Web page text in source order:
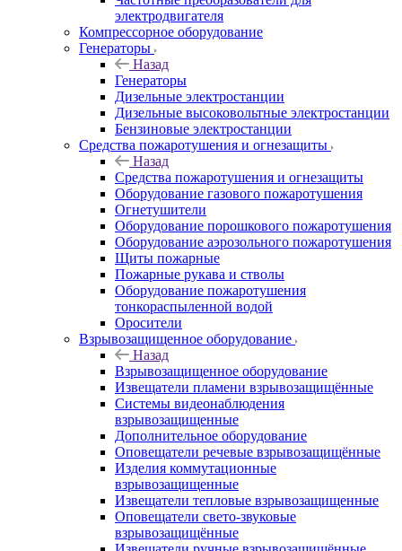
электродвигателя
Компрессорное оборудование
Генераторы
Назад
Генераторы
Дизельные электростанции
Дизельные высоковольтные электростанции
Бензиновые электростанции
Средства пожаротушения и огнезащиты
Назад
Средства пожаротушения и огнезащиты
Оборудование газового пожаротушения
Огнетушители
Оборудование порошкового пожаротушения
Оборудование аэрозольного пожаротушения
Щиты пожарные
Пожарные рукава и стволы
Оборудование пожаротушения
тонкораспыленной водой
Оросители
Взрывозащищенное оборудование
Назад
Взрывозащищенное оборудование
Извещатели пламени взрывозащищённые
Системы видеонаблюдения
взрывозащищенные
Дополнительное оборудование
Оповещатели речевые взрывозащищённые
Изделия коммутационные
взрывозащищенные
Извещатели тепловые взрывозащищенные
Оповещатели свето-звуковые
взрывозащищённые